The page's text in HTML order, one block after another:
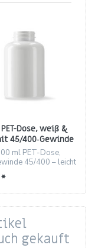
Dose, weiß &
45/400‑Gewinde
ml PET-Dose,
45/400 – leicht
gekauft